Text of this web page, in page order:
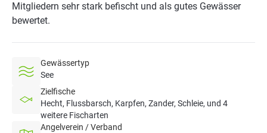
Mitgliedern sehr stark befischt und als gutes Gewässer
bewertet.
Gewässertyp
See
Zielfische
Hecht, Flussbarsch, Karpfen, Zander, Schleie, und 4
weitere Fischarten
Angelverein / Verband